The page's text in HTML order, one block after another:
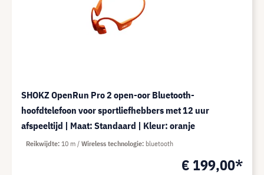
SHOKZ OpenRun Pro 2 open-oor Bluetooth-
hoofdtelefoon voor sportliefhebbers met 12 uur
afspeeltijd | Maat: Standaard | Kleur: oranje
€ 199,00*
Reikwijdte 10 m Wireless technologie bluetooth